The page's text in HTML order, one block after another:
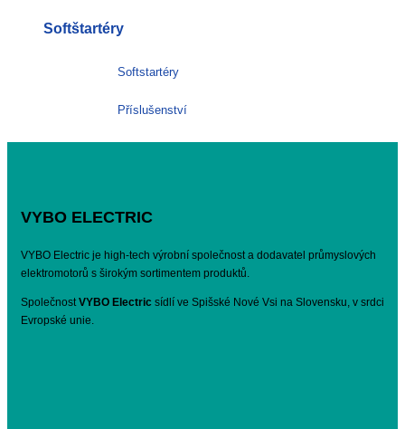
Softštartéry
Softstartéry
Příslušenství
VYBO ELECTRIC
VYBO Electric je high-tech výrobní společnost a dodavatel průmyslových
elektromotorů s širokým sortimentem produktů.
Společnost VYBO Electric sídlí ve Spišské Nové Vsi na Slovensku, v srdci
Evropské unie.